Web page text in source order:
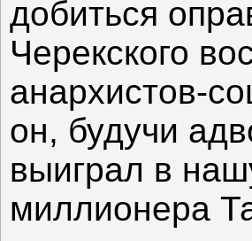
добиться
Черекского
анархистов-
он, будучи
выиграл в
миллионера